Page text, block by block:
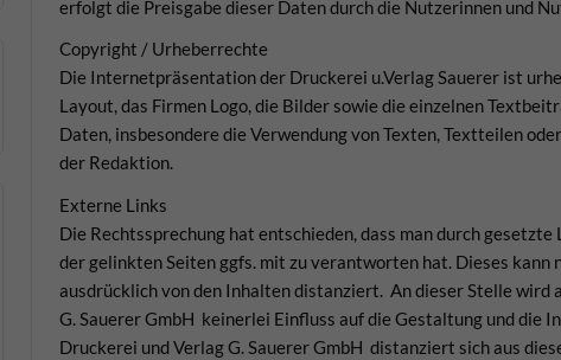
erfolgt die Preisgabe dieser Daten durch die Nutzerinnen und
Copyright / Urheberrechte
Die Internetpräsentation der Druckerei u.Verlag Sauerer ist
Layout, das Firmen Logo, die Bilder sowie die einzelnen
Daten, insbesondere die Verwendung von Texten, Textteilen
der Redaktion.
Externe Links
Die Rechtssprechung hat entschieden, dass man durch
der gelinkten Seiten ggfs. mit zu verantworten hat. Dieses kann
ausdrücklich von den Inhalten distanziert. An dieser Stelle
G. Sauerer GmbH keinerlei Einfluss auf die Gestaltung und
Druckerei und Verlag G. Sauerer GmbH distanziert sich aus